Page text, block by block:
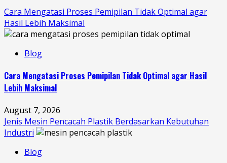
Cara Mengatasi Proses Pemipilan Tidak Optimal agar
Hasil Lebih Maksimal
Blog
Cara Mengatasi Proses Pemipilan Tidak Optimal agar Hasil
Lebih Maksimal
August 7, 2026
Jenis Mesin Pencacah Plastik Berdasarkan Kebutuhan
Industri
Blog